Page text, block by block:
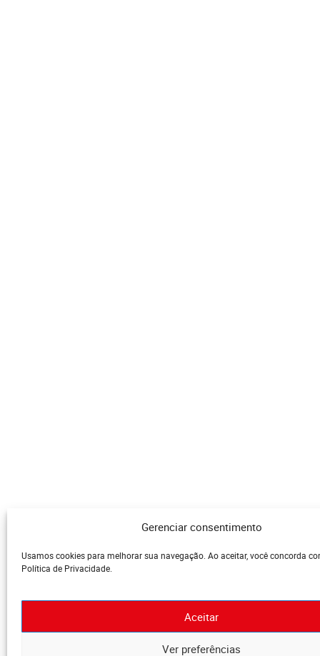
Gerenciar consentimento
Usamos cookies para melhorar sua navegação. Ao aceitar, você concorda
Política de Privacidade.
Aceitar
Ver preferências